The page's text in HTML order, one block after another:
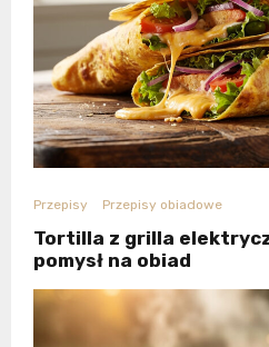
Przepisy Przepisy obiadowe
Tortilla z grilla
pomysł na obiad